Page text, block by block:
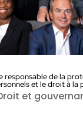
responsable de la
et le droit à la
et